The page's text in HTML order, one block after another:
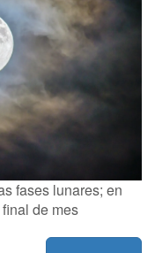
fases lunares; en
de mes